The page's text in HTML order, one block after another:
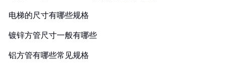
电梯的尺寸有哪些规格
镀锌方管尺寸一般有哪些
铝方管有哪些常见规格